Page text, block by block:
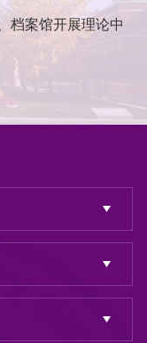
档案馆开展理论中